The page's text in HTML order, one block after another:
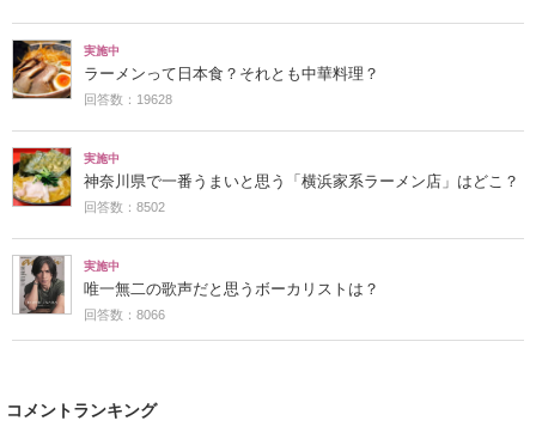
実施中
ラーメンって日本食？それとも中華料理？
回答数：19628
実施中
神奈川県で一番うまいと思う「横浜家系ラーメン店」はどこ？
回答数：8502
実施中
唯一無二の歌声だと思うボーカリストは？
回答数：8066
コメントランキング